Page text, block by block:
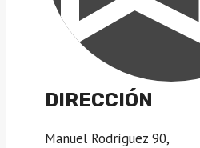
DIRECCIÓN
Manuel Rodríguez 90,